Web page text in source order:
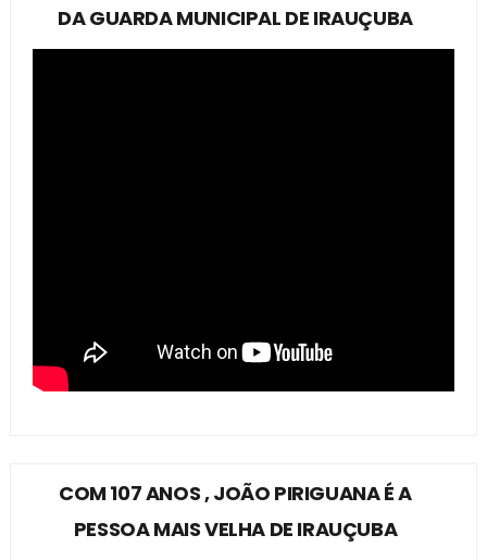
DA GUARDA MUNICIPAL DE IRAUÇUBA
COM 107 ANOS , JOÃO PIRIGUANA É A
PESSOA MAIS VELHA DE IRAUÇUBA